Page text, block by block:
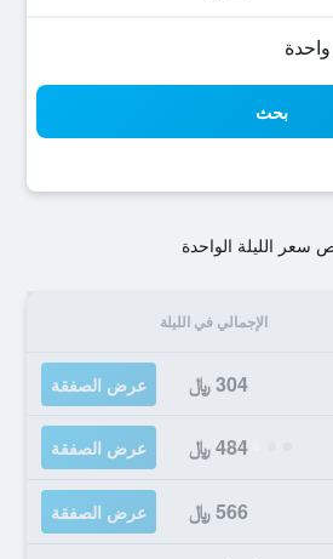
بحث
سعر الليلة الواحدة
الإجمالي في الليلة
304 ﷼ عرض الصفقة
484 ﷼ عرض الصفقة
566 ﷼ عرض الصفقة